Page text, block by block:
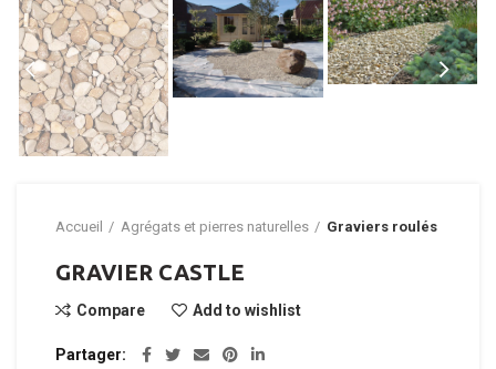
Accueil Agrégats et pierres naturelles Graviers roulés
GRAVIER CASTLE
Compare Add to wishlist
Partager